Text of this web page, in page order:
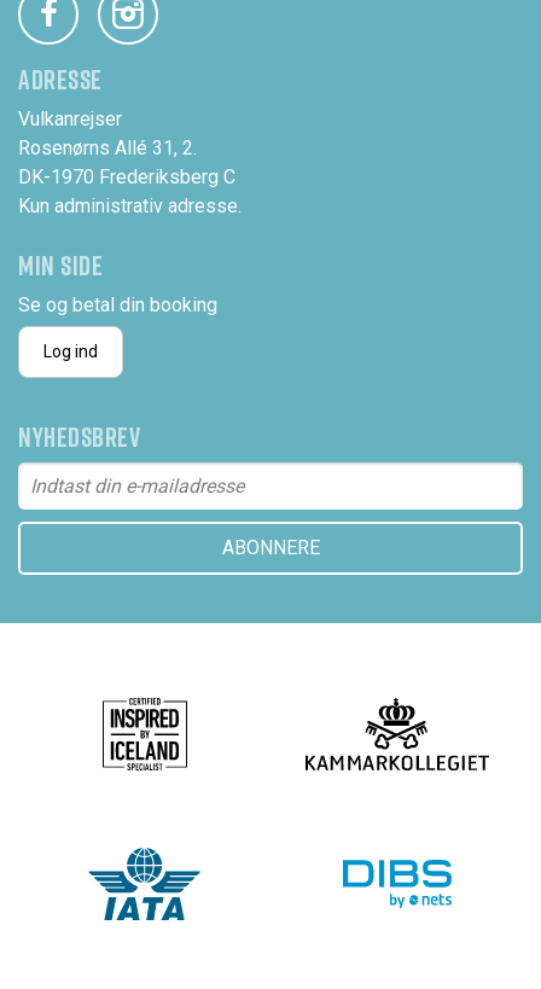
ADRESSE
Vulkanrejser
Rosenørns Allé 31, 2.
DK-1970 Frederiksberg C
Kun administrativ adresse.
MIN SIDE
Se og betal din booking
Log ind
NYHEDSBREV